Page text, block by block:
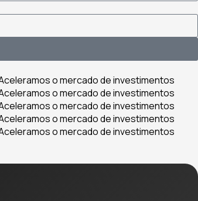
o mercado de investimentos
o mercado de investimentos
o mercado de investimentos
o mercado de investimentos
o mercado de investimentos